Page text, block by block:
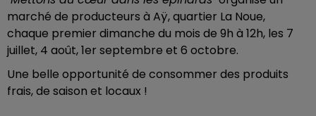
marché de producteurs à Aÿ, quartier La Noue,
chaque premier dimanche du mois de 9h à 12h, les 7
juillet, 4 août, 1er septembre et 6 octobre.
Une belle opportunité de consommer des produits
frais, de saison et locaux !